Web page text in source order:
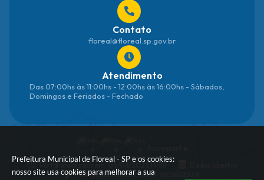
Prefeitura Municipal de Floreal - SP e os cookies:
nosso site usa cookies para melhorar a sua
Contato
floreal@floreal.sp.gov.br
Atendimento
Das 07:00hs às 11:00hs - 12:00hs às 16:00hs - Sábados,
Domingos e Feriados - Fechado
Versão do Sistema:3.5.3 - 19/06/2026
Portal atualizado em:05/08/2026 14:58